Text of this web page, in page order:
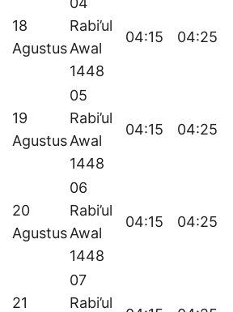
18
Agustus
Rabi’ul
Awal
1448
04:15 04:25
19
Agustus
05
Rabi’ul
Awal
1448
04:15 04:25
20
Agustus
06
Rabi’ul
Awal
1448
04:15 04:25
21
07
Rabi’ul